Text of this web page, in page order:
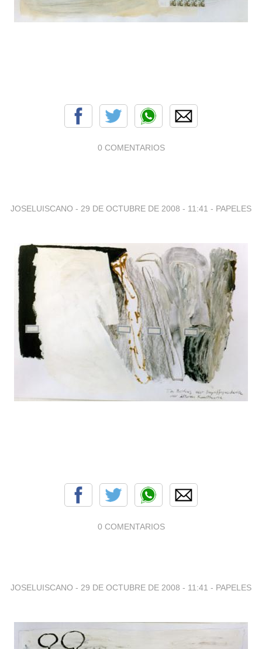
0 COMENTARIOS
JOSELUISCANO - 29 DE OCTUBRE DE 2008 - 11:41 - PAPELES
0 COMENTARIOS
JOSELUISCANO - 29 DE OCTUBRE DE 2008 - 11:41 - PAPELES